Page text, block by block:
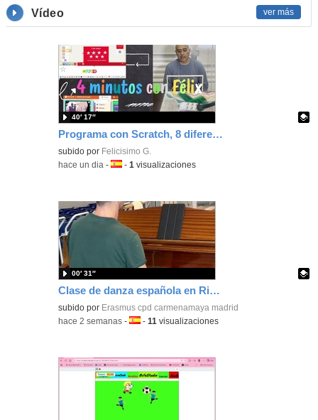
Al azar en la Mediateca…
Vídeo ver más
Programa con Scratch, 8 diferentes juegos para vivir la emoción de los partidos de España en el mundial 2026
Contenido educativo.
subido por Felicisimo G.
40′ 17″
-hace un dia -Idioma:
-1 visualizaciones
Clase de danza española en Riga Dance School Erasmus+
Contenido educativo.
subido por Erasmus cpd carmenamaya madrid
00′ 31″
-hace 2 semanas -Idioma:
-11 visualizaciones